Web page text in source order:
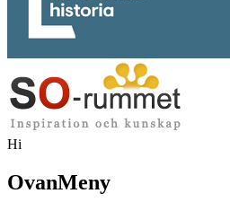
Hi
OvanMeny